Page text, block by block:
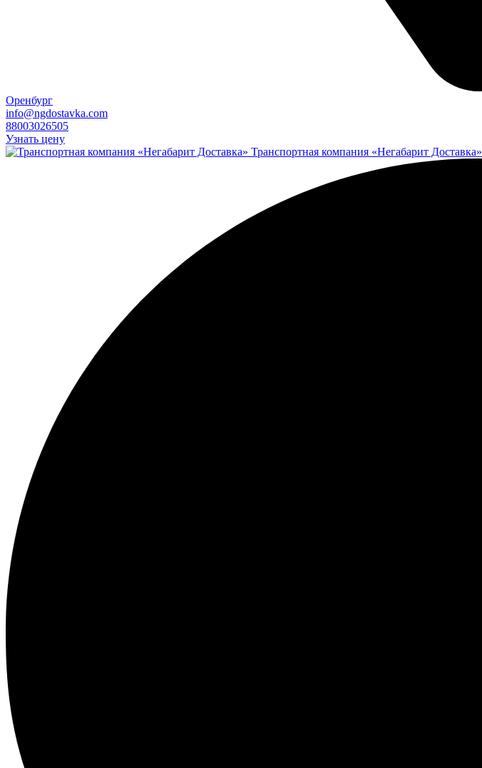
Оренбург
info@ngdostavka.com
88003026505
Узнать цену
Транспортная компания «Негабарит Доставка»